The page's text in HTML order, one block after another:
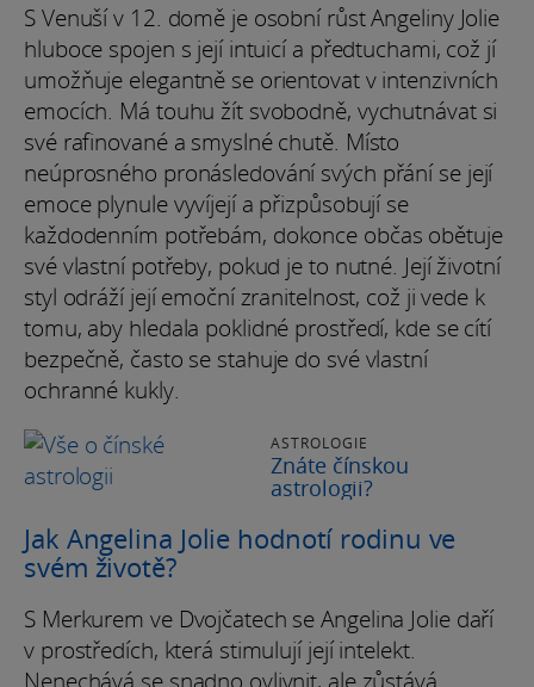
S Venuší v 12. domě je osobní růst Angeliny Jolie
hluboce spojen s její intuicí a předtuchami, což jí
umožňuje elegantně se orientovat v intenzivních
emocích. Má touhu žít svobodně, vychutnávat si
své rafinované a smyslné chutě. Místo
neúprosného pronásledování svých přání se její
emoce plynule vyvíjejí a přizpůsobují se
každodenním potřebám, dokonce občas obětuje
své vlastní potřeby, pokud je to nutné. Její životní
styl odráží její emoční zranitelnost, což ji vede k
tomu, aby hledala poklidné prostředí, kde se cítí
bezpečně, často se stahuje do své vlastní
ochranné kukly.
ASTROLOGIE
Znáte čínskou
astrologii?
Jak Angelina Jolie hodnotí rodinu ve
svém životě?
S Merkurem ve Dvojčatech se Angelina Jolie daří
v prostředích, která stimulují její intelekt.
Nenechává se snadno ovlivnit, ale zůstává